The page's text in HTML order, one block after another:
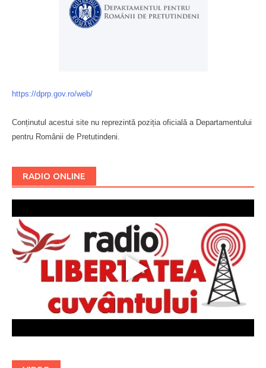
https://dprp.gov.ro/web/
Conținutul acestui site nu reprezintă poziția oficială a Departamentului
pentru Românii de Pretutindeni.
RADIO ONLINE